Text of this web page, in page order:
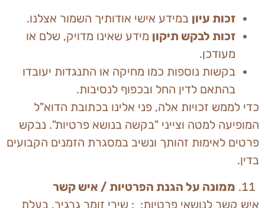
זכות עיון במידע אישי אודותיך השמור אצלנו.
זכות לבקש תיקון מידע שאינו מדויק, שלם או
מעודכן.
בקשות נוספות כמו מחיקה או התנגדות יעובדו
בהתאם לדין החל ובכפוף לנסיבות.
כדי לממש זכויות אלה, פני אלינו בכתובת הדוא"ל
המופיעה למטה וצייני "בקשה בנושא פרטיות". נבקש
פרטים לאימות זהותך ונשיב במסגרת הזמנים הקבועים
בדין.
ממונה על הגנת הפרטיות / איש קשר
איש קשר לנושאי פרטיות: : שירי זומר גרגיר, בעלת